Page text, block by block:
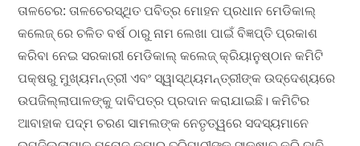
ତାଳଚେର: ତାଳଚେରସ୍ଥିତ ପବିତ୍ର ମୋହନ ପ୍ରଧାନ ମେଡିକାଲ୍
କଲେଜ୍ ରେ ଚଳିତ ବର୍ଷ ଠାରୁ ନାମ ଲେଖା ପାଇଁ ବିଜ୍ଞପ୍ତି ପ୍ରକାଶ
କରିବା ନେଇ ସରକାରୀ ମେଡିକାଲ୍ କଲେଜ୍ କ୍ରିୟାନୁଷ୍ଠାନ କମିଟି
ପକ୍ଷରୁ ମୁଖ୍ୟମନ୍ତ୍ରୀ ଏବଂ ସ୍ୱାସ୍ଥ୍ୟମନ୍ତ୍ରୀଙ୍କ ଉଦ୍ଦେଶ୍ୟରେ
ଉପଜିଲ୍ଲାପାଳଙ୍କୁ ଦାବିପତ୍ର ପ୍ରଦାନ କରାଯାଇଛି। କମିଟିର
ଆବାହାକ ପଦ୍ମ ଚରଣ ସାମଲଙ୍କ ନେତୃତ୍ୱରେ ସଦସ୍ୟମାନେ